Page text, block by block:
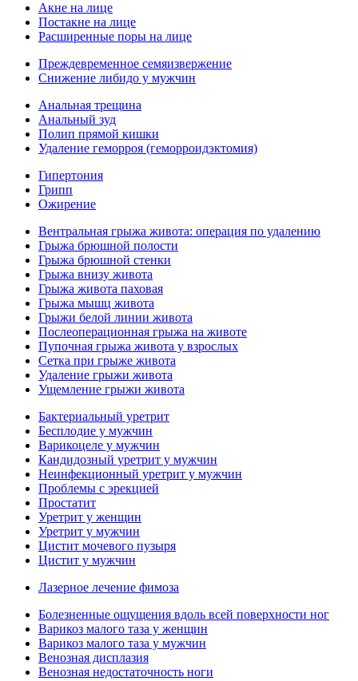
Акне на лице
Постакне на лице
Расширенные поры на лице
Преждевременное семяизвержение
Снижение либидо у мужчин
Анальная трещина
Анальный зуд
Полип прямой кишки
Удаление геморроя (геморроидэктомия)
Гипертония
Грипп
Ожирение
Вентральная грыжа живота: операция по удалению
Грыжа брюшной полости
Грыжа брюшной стенки
Грыжа внизу живота
Грыжа живота паховая
Грыжа мышц живота
Грыжи белой линии живота
Послеоперационная грыжа на животе
Пупочная грыжа живота у взрослых
Сетка при грыже живота
Удаление грыжи живота
Ущемление грыжи живота
Бактериальный уретрит
Бесплодие у мужчин
Варикоцеле у мужчин
Кандидозный уретрит у мужчин
Неинфекционный уретрит у мужчин
Проблемы с эрекцией
Простатит
Уретрит у женщин
Уретрит у мужчин
Цистит мочевого пузыря
Цистит у мужчин
Лазерное лечение фимоза
Болезненные ощущения вдоль всей поверхности ног
Варикоз малого таза у женщин
Варикоз малого таза у мужчин
Венозная дисплазия
Венозная недостаточность ноги